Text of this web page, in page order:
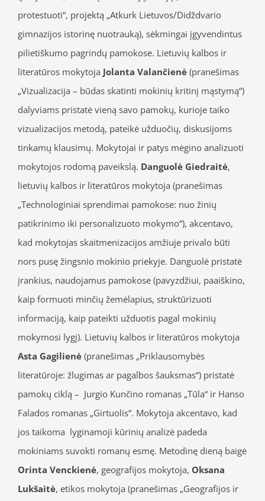
protestuoti“, projektą „Atkurk Lietuvos/Didždvario
gimnazijos istorinę nuotrauką), sėkmingai įgyvendintus
pilietiškumo pagrindų pamokose. Lietuvių kalbos ir
literatūros mokytoja Jolanta Valančienė (pranešimas
„Vizualizacija – būdas skatinti mokinių kritinį mąstymą“)
dalyviams pristatė vieną savo pamokų, kurioje taiko
vizualizacijos metodą, pateikė užduočių, diskusijoms
tinkamų klausimų. Mokytojai ir patys mėgino analizuoti
mokytojos rodomą paveikslą. Danguolė Giedraitė,
lietuvių kalbos ir literatūros mokytoja (pranešimas
„Technologiniai sprendimai pamokose: nuo žinių
patikrinimo iki personalizuoto mokymo“), akcentavo,
kad mokytojas skaitmenizacijos amžiuje privalo būti
nors pusę žingsnio mokinio priekyje. Danguolė pristatė
įrankius, naudojamus pamokose (pavyzdžiui, paaiškino,
kaip formuoti minčių žemėlapius, struktūrizuoti
informaciją, kaip pateikti užduotis pagal mokinių
mokymosi lygį). Lietuvių kalbos ir literatūros mokytoja
Asta Gagilienė (pranešimas „Priklausomybės
literatūroje: žlugimas ar pagalbos šauksmas“) pristatė
pamokų ciklą – Jurgio Kunčino romanas „Tūla“ ir Hanso
Falados romanas „Girtuolis“. Mokytoja akcentavo, kad
jos taikoma lyginamoji kūrinių analizė padeda
mokiniams suvokti romanų esmę. Metodinę dieną baigė
Orinta Venckienė, geografijos mokytoja, Oksana
Lukšaitė, etikos mokytoja (pranešimas „Geografijos ir